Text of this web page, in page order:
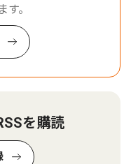
。
を購読